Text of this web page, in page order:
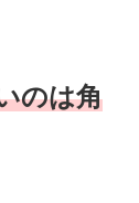
のは角